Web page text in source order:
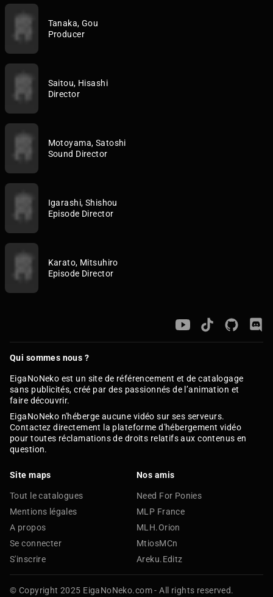
Tanaka, Gou
Producer
Saitou, Hisashi
Director
Motoyama, Satoshi
Sound Director
Igarashi, Shishou
Episode Director
Karato, Mitsuhiro
Episode Director
Qui sommes nous ?
EigaNoNeko est un site de référencement et de catalogage
sans publicités, créé par des passionnés de l’animation et
faire découvrir.
EigaNoNeko n'héberge aucune vidéo sur ses serveurs.
Contactez directement la plateforme d'hébergement vidéo
pour toutes réclamations de droits relatifs aux contenus en
question.
Site maps
Tout le catalogues
Mentions légales
A propos
Se connecter
S'inscrire
Nos amis
Need For Ponies
MLP France
MLH.Orion
MtiosMCn
Areku.Editz
© Copyright 2025 EigaNoNeko.com - All rights reserved.